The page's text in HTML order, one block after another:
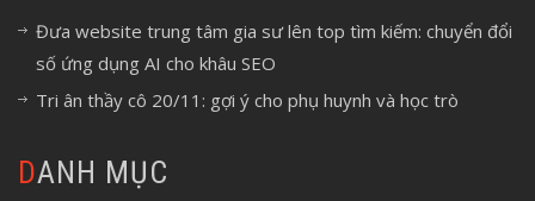
Đưa website trung tâm gia sư lên top tìm kiếm: chuyển đổi
số ứng dụng AI cho khâu SEO
Tri ân thầy cô 20/11: gợi ý cho phụ huynh và học trò
DANH MỤC